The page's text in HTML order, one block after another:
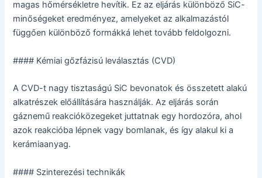
magas hőmérsékletre hevítik. Ez az eljárás különböző SiC-
minőségeket eredményez, amelyeket az alkalmazástól
függően különböző formákká lehet tovább feldolgozni.
#### Kémiai gőzfázisú leválasztás (CVD)
A CVD-t nagy tisztaságú SiC bevonatok és összetett alakú
alkatrészek előállítására használják. Az eljárás során
gáznemű reakcióközegeket juttatnak egy hordozóra, ahol
azok reakcióba lépnek vagy bomlanak, és így alakul ki a
kerámiaanyag.
#### Szinterezési technikák